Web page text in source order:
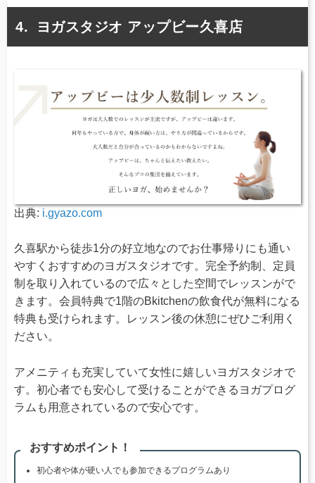
ヨガスタジオ アップビー久喜店
出典: i.gyazo.com
久喜駅から徒歩1分の好立地なのでお仕事帰りにも通い
やすくおすすめのヨガスタジオです。完全予約制、定員
制を取り入れているので広々とした空間でレッスンがで
きます。会員特典で1階のBkitchenの飲食代が無料になる
特典も受けられます。レッスン後の休憩にぜひご利用く
ださい。
アメニティも充実していて女性に嬉しいヨガスタジオで
す。初心者でも安心して受けることができるヨガプログ
ラムも用意されているので安心です。
おすすめポイント！
初心者や体が硬い人でも参加できるプログラムあり